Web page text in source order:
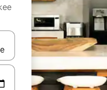
vitufe vya vishale vya juu na